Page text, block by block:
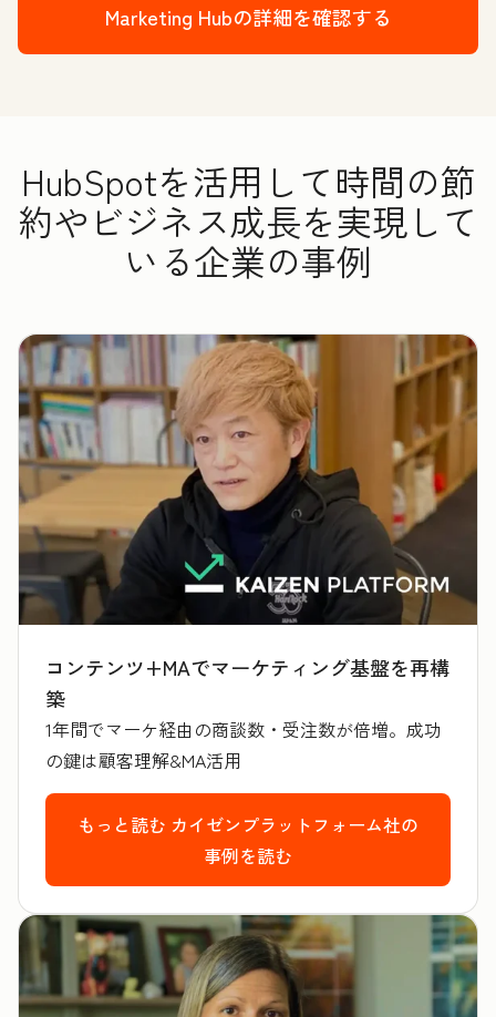
Marketing Hubの詳細を確認する
HubSpotを活用して時間の節
約やビジネス成長を実現して
いる企業の事例
コンテンツ+MAでマーケティング基盤を再構
築
1年間でマーケ経由の商談数・受注数が倍増。成功
の鍵は顧客理解&MA活用
もっと読む カイゼンプラットフォーム社の
事例を読む